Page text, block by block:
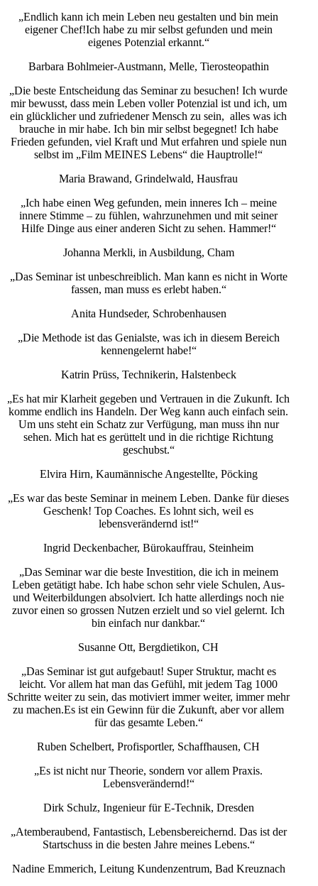
„Endlich kann ich mein Leben neu gestalten und bin mein
eigener Chef!Ich habe zu mir selbst gefunden und mein
eigenes Potenzial erkannt.“
Barbara Bohlmeier-Austmann, Melle, Tierosteopathin
„Die beste Entscheidung das Seminar zu besuchen! Ich wurde
mir bewusst, dass mein Leben voller Potenzial ist und ich, um
ein glücklicher und zufriedener Mensch zu sein, alles was ich
brauche in mir habe. Ich bin mir selbst begegnet! Ich habe
Frieden gefunden, viel Kraft und Mut erfahren und spiele nun
selbst im „Film MEINES Lebens“ die Hauptrolle!“
Maria Brawand, Grindelwald, Hausfrau
„Ich habe einen Weg gefunden, mein inneres Ich – meine
innere Stimme – zu fühlen, wahrzunehmen und mit seiner
Hilfe Dinge aus einer anderen Sicht zu sehen. Hammer!“
Johanna Merkli, in Ausbildung, Cham
„Das Seminar ist unbeschreiblich. Man kann es nicht in Worte
fassen, man muss es erlebt haben.“
Anita Hundseder, Schrobenhausen
„Die Methode ist das Genialste, was ich in diesem Bereich
kennengelernt habe!“
Katrin Prüss, Technikerin, Halstenbeck
„Es hat mir Klarheit gegeben und Vertrauen in die Zukunft. Ich
komme endlich ins Handeln. Der Weg kann auch einfach sein.
Um uns steht ein Schatz zur Verfügung, man muss ihn nur
sehen. Mich hat es gerüttelt und in die richtige Richtung
geschubst.“
Elvira Hirn, Kaumännische Angestellte, Pöcking
„Es war das beste Seminar in meinem Leben. Danke für dieses
Geschenk! Top Coaches. Es lohnt sich, weil es
lebensverändernd ist!“
Ingrid Deckenbacher, Bürokauffrau, Steinheim
„Das Seminar war die beste Investition, die ich in meinem
Leben getätigt habe. Ich habe schon sehr viele Schulen, Aus-
und Weiterbildungen absolviert. Ich hatte allerdings noch nie
zuvor einen so grossen Nutzen erzielt und so viel gelernt. Ich
bin einfach nur dankbar.“
Susanne Ott, Bergdietikon, CH
„Das Seminar ist gut aufgebaut! Super Struktur, macht es
leicht. Vor allem hat man das Gefühl, mit jedem Tag 1000
Schritte weiter zu sein, das motiviert immer weiter, immer mehr
zu machen.Es ist ein Gewinn für die Zukunft, aber vor allem
für das gesamte Leben.“
Ruben Schelbert, Profisportler, Schaffhausen, CH
„Es ist nicht nur Theorie, sondern vor allem Praxis.
Lebensverändernd!“
Dirk Schulz, Ingenieur für E-Technik, Dresden
„Atemberaubend, Fantastisch, Lebensbereichernd. Das ist der
Startschuss in die besten Jahre meines Lebens.“
Nadine Emmerich, Leitung Kundenzentrum, Bad Kreuznach